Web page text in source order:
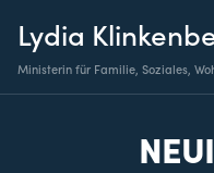
Lydia
Ministerin für Familie, Soziales,